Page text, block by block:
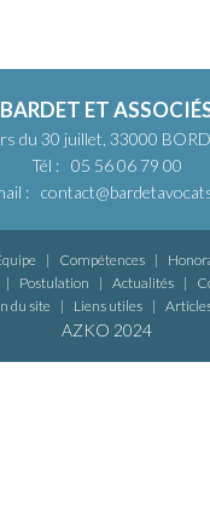
BARDET ET
du 30 juillet, 33000
Tél : 05 56 06 79 00
:
Compétences
Postulation Actualités
du site Liens utiles
AZKO 2024